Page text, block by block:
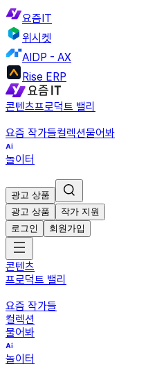
요즘IT
위시켓
AIDP - AX
Rise ERP
콘텐츠프로덕트 밸리
요즘 작가들컬렉션물어봐
놀이터
광고 상품
광고 상품
작가 지원
로그인
회원가입
콘텐츠
프로덕트 밸리
요즘 작가들
컬렉션
물어봐
놀이터